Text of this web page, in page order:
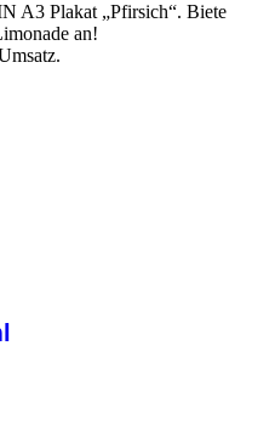
A3 Plakat „Pfirsich“. Biete
an!